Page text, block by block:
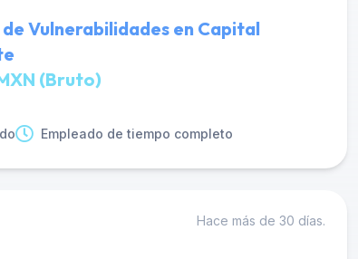
Vulnerabilidades en Capital
(Bruto)
Empleado de tiempo completo
Hace más de 30 días.